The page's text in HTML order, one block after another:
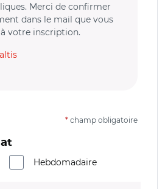
Merci de confirmer
dans le mail que vous
votre inscription.
* champ obligatoire
Hebdomadaire